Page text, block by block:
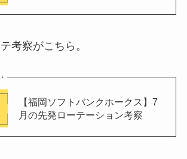
考察がこちら。
【福岡ソフトバンクホークス】7
月の先発ローテーション考察